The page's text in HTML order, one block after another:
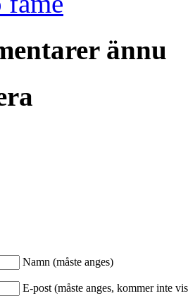
ännu
Namn (måste anges)
E-post (måste anges, kommer inte